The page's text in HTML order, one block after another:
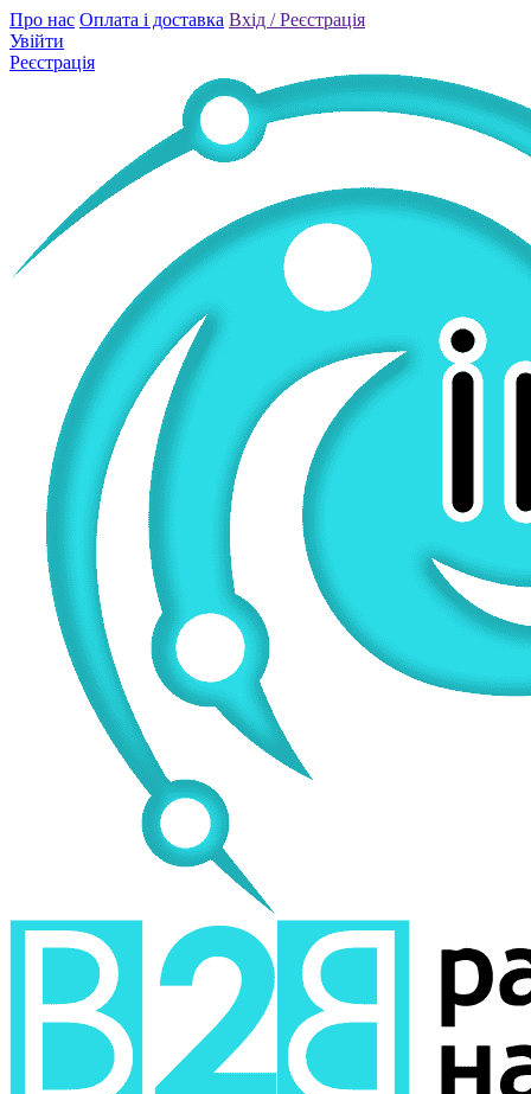
Про нас Оплата і доставка Вхід / Реєстрація
Увійти
Реєстрація